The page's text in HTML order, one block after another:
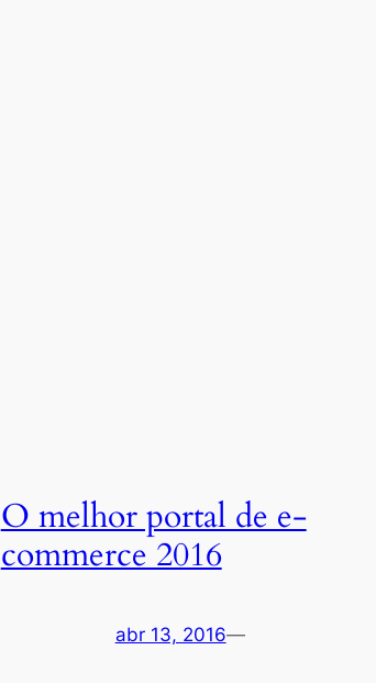
O melhor portal de e-
commerce 2016
abr 13, 2016—